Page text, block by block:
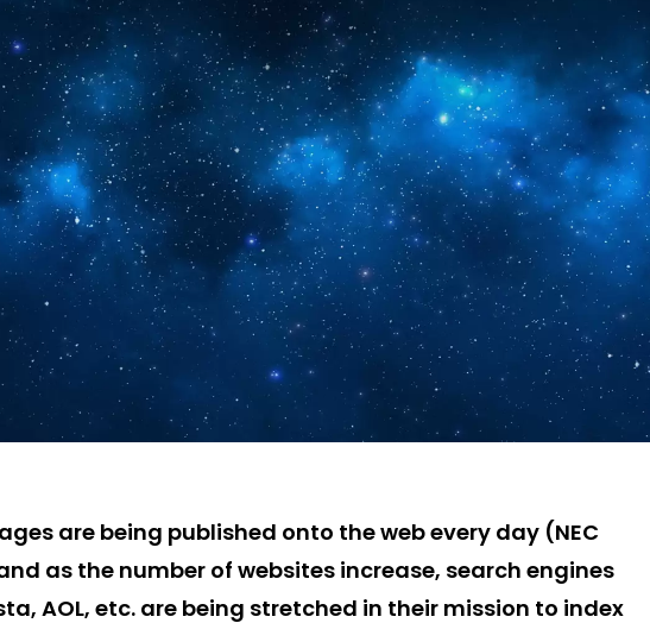
are being published onto the web every day (NEC
as the number of websites increase, search engines
AOL, etc. are being stretched in their mission to index